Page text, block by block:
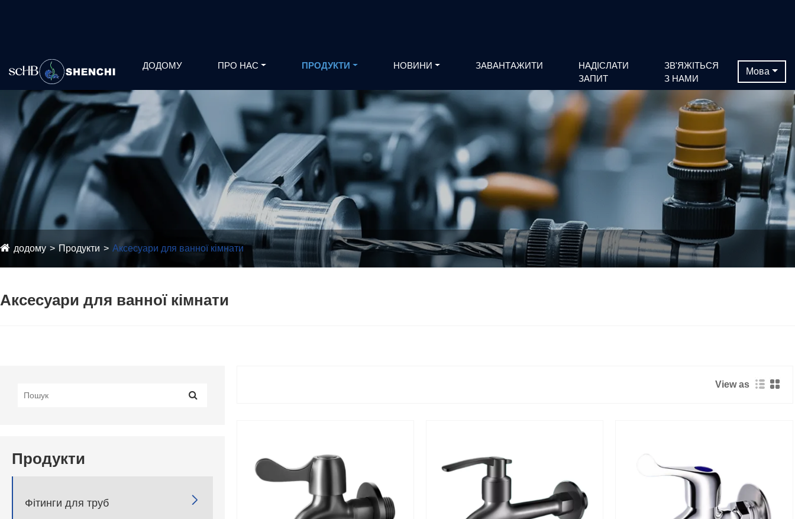
ДОДОМУ ПРО НАС ПРОДУКТИ НОВИНИ ЗАВАНТАЖИТИ
НАДІСЛАТИ
ЗАПИТ
ЗВ'ЯЖІТЬСЯ
З НАМИ
Мова
додому Продукти Аксесуари для ванної кімнати
Аксесуари для ванної кімнати
Продукти
Фітинги для труб 
View as